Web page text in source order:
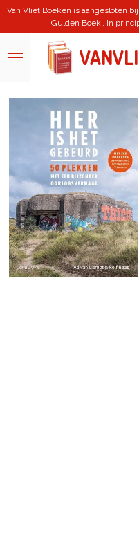
Ga
hoofdinhoud
Van Vliet Boeken is aangesloten
Gulden Boek'. In